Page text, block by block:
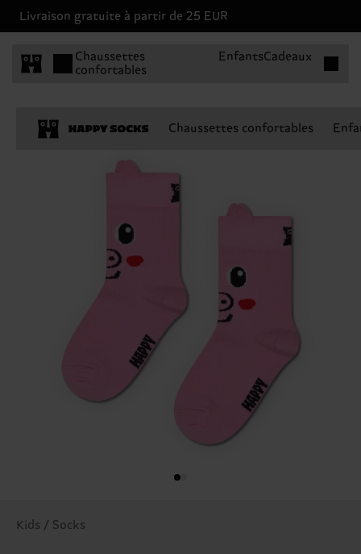
Livraison gratuite à partir de 25 EUR
Chaussettes
confortables
EnfantsCadeaux
Chaussettes confortables
Kids / Socks